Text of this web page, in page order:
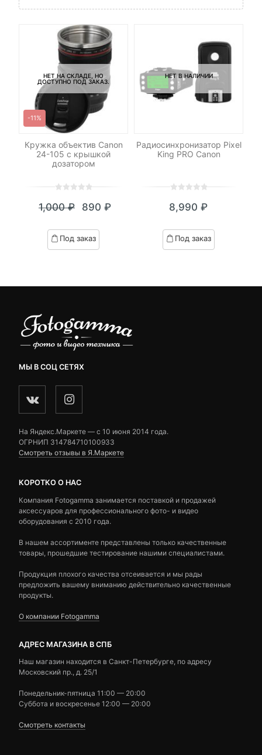
НЕТ НА СКЛАДЕ, НО
ДОСТУПНО ПОД ЗАКАЗ.
-11%
Кружка объектив Canon
24-105 c крышкой
дозатором
out
based
on
1,000₽
Первоначальная
цена
составляла
890 ₽
Текущая
цена:
890 ₽.
Под заказ
НЕТ В НАЛИЧИИ
Радиосинхронизатор Pixel
King PRO Canon
out
based
on
8,990 ₽
Под заказ
МЫ В СОЦ СЕТЯХ
На Яндекс.Маркете — c 10 июня 2014 года.
ОГРНИП 314784710100933
Смотреть отзывы в Я.Маркете
КОРОТКО О НАС
Компания Fotogamma занимается поставкой и продажей
аксессуаров для профессионального фото- и видео
оборудования с 2010 года.
В нашем ассортименте представлены только качественные
товары, прошедшие тестирование нашими специалистами.
Продукция плохого качества отсеивается и мы рады
предложить вашему вниманию действительно качественные
продукты.
О компании Fotogamma
АДРЕС МАГАЗИНА В СПБ
Наш магазин находится в Санкт-Петербурге, по адресу
Московский пр., д. 25/1
Понедельник-пятница 11:00 — 20:00
Суббота и воскресенье 12:00 — 20:00
Смотреть контакты